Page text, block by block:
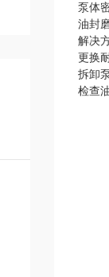
泵体
油封
解决
更换
拆卸
检查